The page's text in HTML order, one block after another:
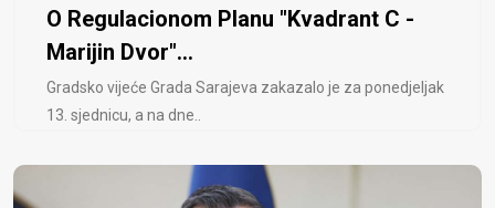
O Regulacionom Planu "Kvadrant C -
Marijin Dvor"...
Gradsko vijeće Grada Sarajeva zakazalo je za ponedjeljak
13. sjednicu, a na dne..